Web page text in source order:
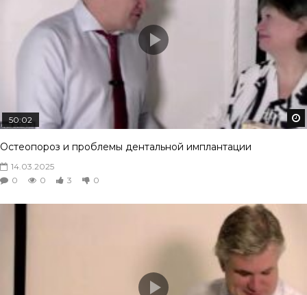
50:02
Остеопороз и проблемы дентальной имплантации
14.03.2025
0
0 3 0